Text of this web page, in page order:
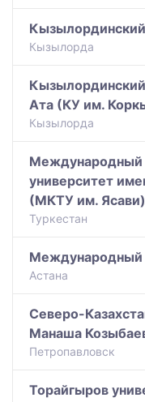
Кызылорда
Ата (КУ им.
Кызылорда
Международный
университет
(МКТУ им. Ясави)
Туркестан
Международный
Астана
Северо-
Манаша
Петропавловск
Торайгыров